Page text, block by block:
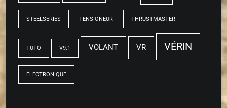
STEELSERIES TENSIONEUR THRUSTMASTER
TUTO V9.1 VOLANT VR VÉRIN
ÉLECTRONIQUE